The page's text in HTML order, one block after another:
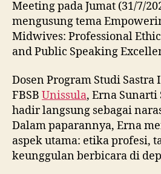
Meeting pada Jumat (31/7/
mengusung tema
Midwives: Professional
and Public Speaking
Dosen Program Studi Sastra
FBSB Unissula, Erna Sunarti
hadir langsung sebagai
Dalam paparannya, Erna
aspek utama: etika profesi,
keunggulan berbicara di